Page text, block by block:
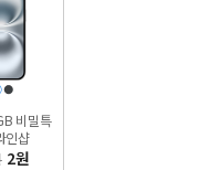
비밀특
인샵
2원